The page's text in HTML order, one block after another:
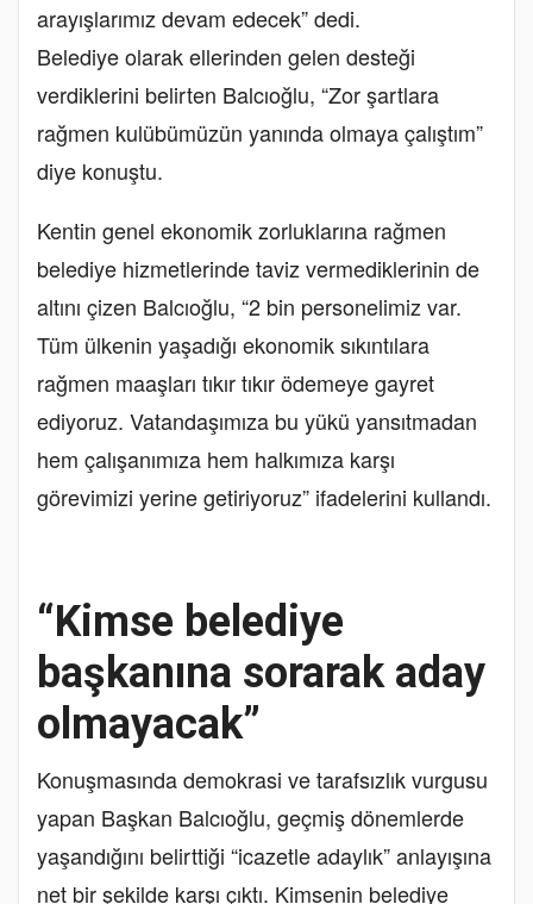
arayışlarımız devam edecek” dedi.
Belediye olarak ellerinden gelen desteği
verdiklerini belirten Balcıoğlu, “Zor şartlara
rağmen kulübümüzün yanında olmaya çalıştım”
diye konuştu.
Kentin genel ekonomik zorluklarına rağmen
belediye hizmetlerinde taviz vermediklerinin de
altını çizen Balcıoğlu, “2 bin personelimiz var.
Tüm ülkenin yaşadığı ekonomik sıkıntılara
rağmen maaşları tıkır tıkır ödemeye gayret
ediyoruz. Vatandaşımıza bu yükü yansıtmadan
hem çalışanımıza hem halkımıza karşı
görevimizi yerine getiriyoruz” ifadelerini kullandı.
“Kimse belediye
başkanına sorarak aday
olmayacak”
Konuşmasında demokrasi ve tarafsızlık vurgusu
yapan Başkan Balcıoğlu, geçmiş dönemlerde
yaşandığını belirttiği “icazetle adaylık” anlayışına
net bir şekilde karşı çıktı. Kimsenin belediye